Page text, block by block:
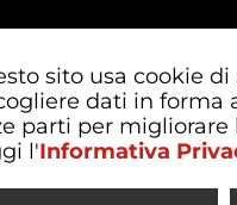
sito usa cookie
dati in forma
parti per migliorare
l'Informativa